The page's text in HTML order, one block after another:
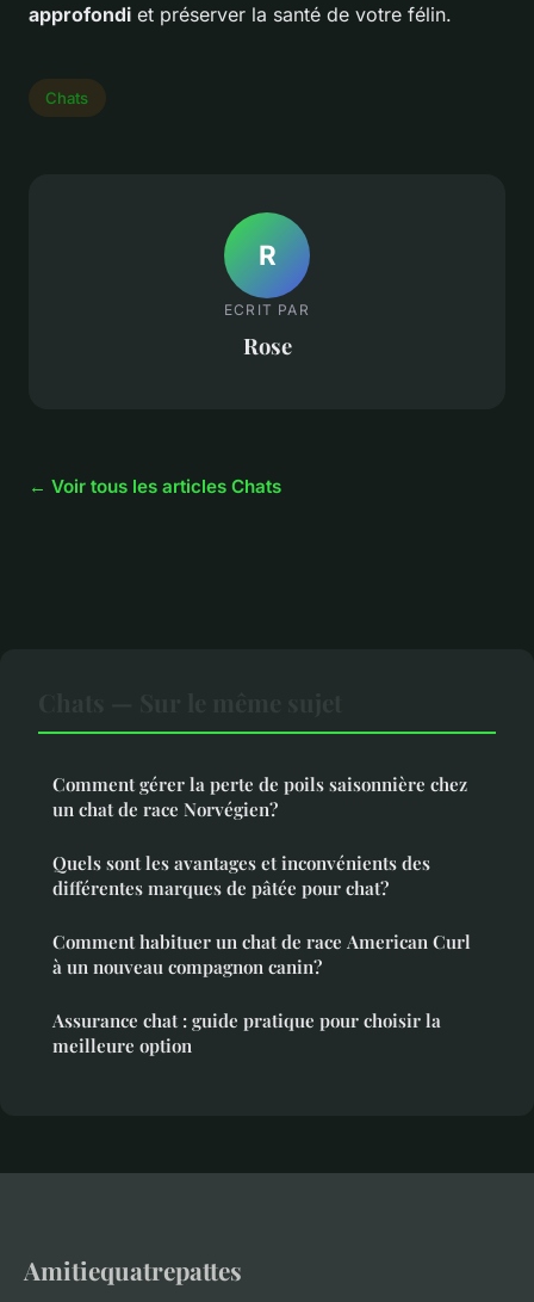
approfondi et préserver la santé de votre félin.
Chats
R
ECRIT PAR
Rose
← Voir tous les articles Chats
Comment gérer la perte de poils saisonnière chez
un chat de race Norvégien?
Quels sont les avantages et inconvénients des
différentes marques de pâtée pour chat?
Comment habituer un chat de race American Curl
à un nouveau compagnon canin?
Assurance chat : guide pratique pour choisir la
meilleure option
Amitiequatrepattes